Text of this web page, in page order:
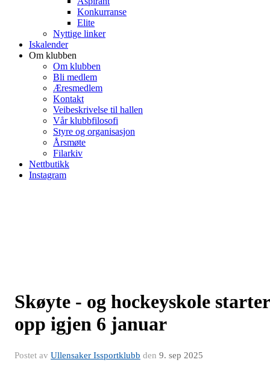
Konkurranse
Elite
Nyttige linker
Iskalender
Om klubben
Om klubben
Bli medlem
Æresmedlem
Kontakt
Veibeskrivelse til hallen
Vår klubbfilosofi
Styre og organisasjon
Årsmøte
Filarkiv
Nettbutikk
Instagram
Skøyte - og hockeyskole starter
opp igjen 6 januar
Postet av Ullensaker Issportklubb den 9. sep 2025